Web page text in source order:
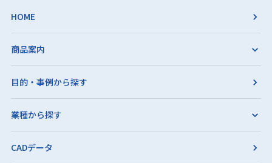
HOME
商品案内
目的・事例から探す
業種から探す
CADデータ